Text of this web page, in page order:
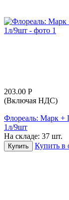
203.00 Р
(Включая НДС)
Флореаль: Марк +
1л/9шт
На складе: 37 шт.
Купить Купить в